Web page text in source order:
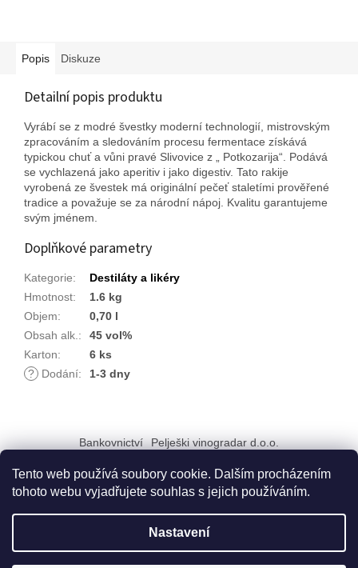
Tento web používá soubory cookie. Dalším procházením
tohoto webu vyjadřujete souhlas s jejich používáním.
Nastavení
Popis Diskuze
Detailní popis produktu
Vyrábí se z modré švestky moderní technologií, mistrovským
zpracováním a sledováním procesu fermentace získává
typickou chuť a vůni pravé Slivovice z „ Potkozarija“. Podává
se vychlazená jako aperitiv i jako digestiv. Tato rakije
vyrobená ze švestek má originální pečeť staletími prověřené
tradice a považuje se za národní nápoj. Kvalitu garantujeme
svým jménem.
Doplňkové parametry
Kategorie:
Destiláty a likéry
Hmotnost:
1.6 kg
Objem:
0,70 l
Obsah alk. :
45 vol%
Karton:
6 ks
?
Dodání: 1-3 dny
p
Bankovnictví Pelješki vinogradar d.o.o.